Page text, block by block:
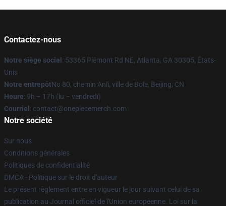
Contactez-nous
Notre siège social : 53365 Piémont Rd NE, Atlanta, GA 30305, États-
Unis
Notre entrepôtNo 80, chemin Anli, ville de Bole, Beijing, CN
Heure: 9h – 17h (lu – vendredi)
Courriel : contact@onepiecemerch.com
Notre société
Sur nous
Conditions générales
Politiques de confidentialité
DMCA - Politique sur le droit d'auteur
Le présent règlement entre en vigueur le jour suivant celui de sa
publication au Journal officiel de l'Union européenne. Loi sur la